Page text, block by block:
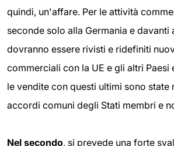
quindi, un'affare. Per le attività
seconde solo alla Germania e davanti
dovranno essere rivisti e ridefiniti
commerciali con la UE e gli altri Paesi
le vendite con questi ultimi sono state
accordi comuni degli Stati membri e
Nel secondo, si prevede una forte